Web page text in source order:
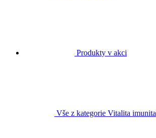
Produkty v akci
Vše z kategorie Vitalita imunita